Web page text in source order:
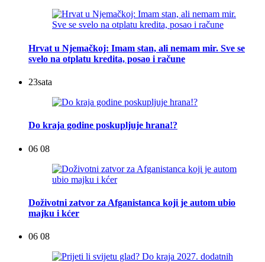
Hrvat u Njemačkoj: Imam stan, ali nemam mir. Sve se
svelo na otplatu kredita, posao i račune
23sata
Do kraja godine poskupljuje hrana!?
06 08
Doživotni zatvor za Afganistanca koji je autom ubio
majku i kćer
06 08